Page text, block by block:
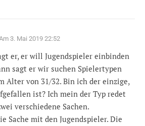
3. Mai 2019 22:52
er, er will Jugendspieler einbinden
sagt er wir suchen Spielertypen
Alter von 31/32. Bin ich der einzige,
ist? Ich mein der Typ redet
verschiedene Sachen.
Sache mit den Jugendspieler. Die